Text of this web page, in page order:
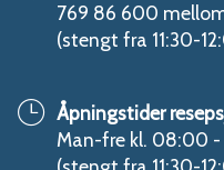
769 86 600
(stengt fra 11:30-
Åpningstider
Man-fre kl. 08:00 -